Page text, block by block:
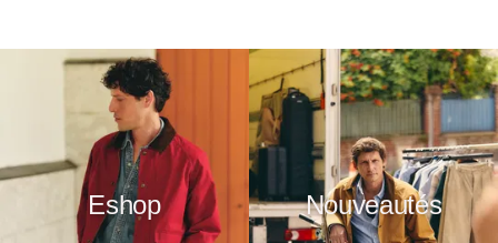
Eshop Nouveautés